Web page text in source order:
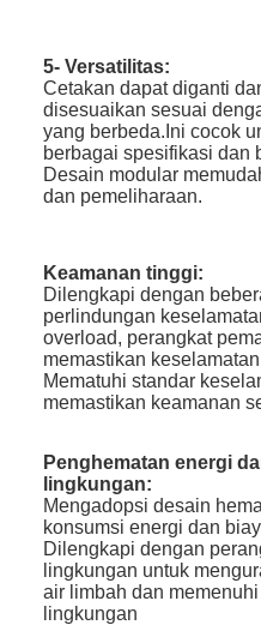
5- Versatilitas:
Cetakan dapat diganti
disesuaikan sesuai
yang berbeda.Ini cocok
berbagai spesifikasi dan
Desain modular
dan pemeliharaan.
Keamanan tinggi:
Dilengkapi dengan
perlindungan
overload, perangkat
memastikan
Mematuhi standar
memastikan keamanan
Penghematan energi
lingkungan:
Mengadopsi desain
konsumsi energi dan
Dilengkapi dengan
lingkungan untuk
air limbah dan
lingkungan